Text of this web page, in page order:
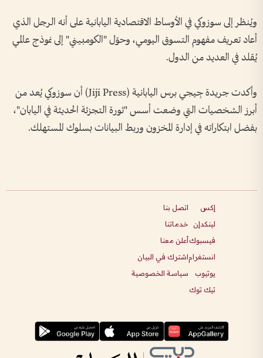
ويُنظر إلى سوزوكي في الأوساط الاقتصادية اليابانية على أنه الرجل الذي
أعاد تعريف مفهوم التسوق اليومي، وحوّل "الكومبيني" إلى نموذج عالمي
يُقلد في العديد من الدول.
وأكدت جريدة جِيجي برس اليابانية (Jiji Press) أن سوزوكي يُعد من
أبرز الشخصيات التي وضعت أسس "ثورة التجزئة الحديثة في اليابان"،
بفضل ابتكاراته في إدارة المخزون وربط البيانات بسلوك المستهلك.
إكس
لينكدإن
فيسبوك
انستغرام
يوتيوب
تيك توك
اتصل بنا
خدماتنا
أعلن معنا
اشترك في البيان
سياسة الخصوصية